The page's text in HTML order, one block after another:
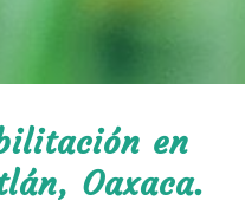
en
Oaxaca.